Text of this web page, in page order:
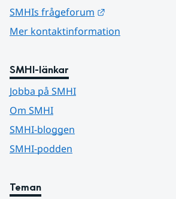
SMHIs frågeforum
Mer kontaktinformation
SMHI-länkar
Jobba på SMHI
Om SMHI
SMHI-bloggen
SMHI-podden
Teman